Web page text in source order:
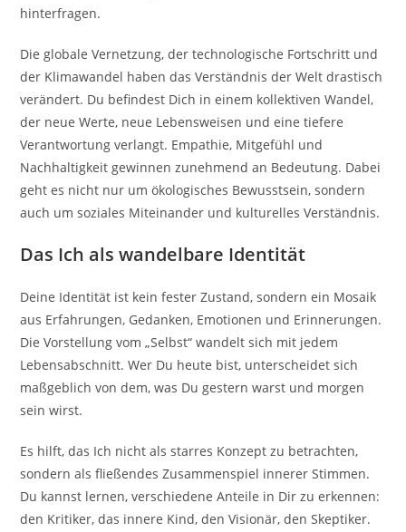
hinterfragen.
Die globale Vernetzung, der technologische Fortschritt und
der Klimawandel haben das Verständnis der Welt drastisch
verändert. Du befindest Dich in einem kollektiven Wandel,
der neue Werte, neue Lebensweisen und eine tiefere
Verantwortung verlangt. Empathie, Mitgefühl und
Nachhaltigkeit gewinnen zunehmend an Bedeutung. Dabei
geht es nicht nur um ökologisches Bewusstsein, sondern
auch um soziales Miteinander und kulturelles Verständnis.
Das Ich als wandelbare Identität
Deine Identität ist kein fester Zustand, sondern ein Mosaik
aus Erfahrungen, Gedanken, Emotionen und Erinnerungen.
Die Vorstellung vom „Selbst“ wandelt sich mit jedem
Lebensabschnitt. Wer Du heute bist, unterscheidet sich
maßgeblich von dem, was Du gestern warst und morgen
sein wirst.
Es hilft, das Ich nicht als starres Konzept zu betrachten,
sondern als fließendes Zusammenspiel innerer Stimmen.
Du kannst lernen, verschiedene Anteile in Dir zu erkennen:
den Kritiker, das innere Kind, den Visionär, den Skeptiker.